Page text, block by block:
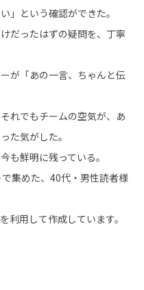
」という確認ができた。
だったはずの疑問を、丁寧
が「あの一言、ちゃんと伝
れでもチームの空気が、あ
た気がした。
も鮮明に残っている。
集めた、40代・男性読者様
用して作成しています。